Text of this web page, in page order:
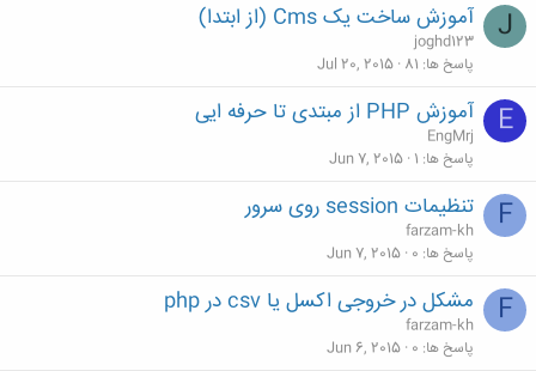
J آموزش ساخت یک Cms (از ابتدا)
joghd123
پاسخ ها 81
Jul 20, 2015
E آموزش PHP از مبتدی تا حرفه ایی
EngMrj
پاسخ ها 1
Jun 7, 2015
F تنظیمات session روی سرور
farzam-kh
پاسخ ها 0
Jun 7, 2015
F مشکل در خروجی اکسل یا csv در php
farzam-kh
پاسخ ها 0
Jun 6, 2015